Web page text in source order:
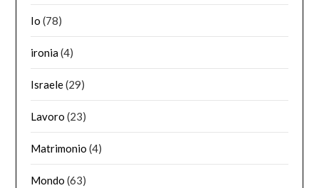
Io (78)
ironia(4)
Israele(29)
Lavoro (23)
Matrimonio (4)
Mondo (63)